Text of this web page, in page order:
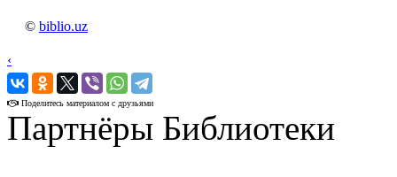
© biblio.uz
‹
›
Поделитесь материалом с друзьями
Партнёры Библиотеки